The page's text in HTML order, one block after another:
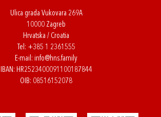
Ulica grada Vukovara 269A
10000 Zagreb
Hrvatska / Croatia
Tel: +385 1 2361555
E-mail: info@hns.family
IBAN: HR2523400091100187844
OIB: 08516152078